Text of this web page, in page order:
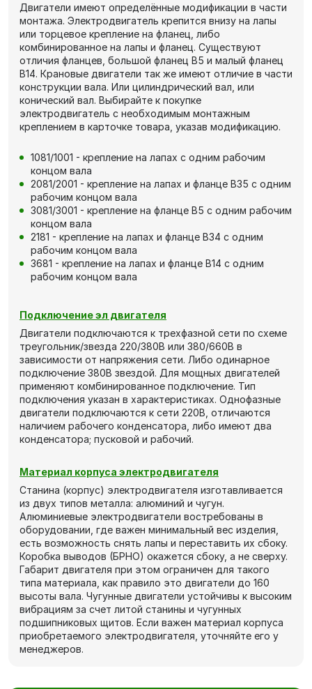
Двигатели имеют определённые модификации в части
монтажа. Электродвигатель крепится внизу на лапы
или торцевое крепление на фланец, либо
комбинированное на лапы и фланец. Существуют
отличия фланцев, большой фланец В5 и малый фланец
В14. Крановые двигатели так же имеют отличие в части
конструкции вала. Или цилиндрический вал, или
конический вал. Выбирайте к покупке
электродвигатель с необходимым монтажным
креплением в карточке товара, указав модификацию.
1081/1001 - крепление на лапах с одним рабочим
концом вала
2081/2001 - крепление на лапах и фланце В35 с одним
рабочим концом вала
3081/3001 - крепление на фланце В5 с одним рабочим
концом вала
2181 - крепление на лапах и фланце В34 с одним
рабочим концом вала
3681 - крепление на лапах и фланце В14 с одним
рабочим концом вала
Подключение эл двигателя
Двигатели подключаются к трехфазной сети по схеме
треугольник/звезда 220/380В или 380/660В в
зависимости от напряжения сети. Либо одинарное
подключение 380В звездой. Для мощных двигателей
применяют комбинированное подключение. Тип
подключения указан в характеристиках. Однофазные
двигатели подключаются к сети 220В, отличаются
наличием рабочего конденсатора, либо имеют два
конденсатора; пусковой и рабочий.
Материал корпуса электродвигателя
Станина (корпус) электродвигателя изготавливается
из двух типов металла: алюминий и чугун.
Алюминиевые электродвигатели востребованы в
оборудовании, где важен минимальный вес изделия,
есть возможность снять лапы и переставить их сбоку.
Коробка выводов (БРНО) окажется сбоку, а не сверху.
Габарит двигателя при этом ограничен для такого
типа материала, как правило это двигатели до 160
высоты вала. Чугунные двигатели устойчивы к высоким
вибрациям за счет литой станины и чугунных
подшипниковых щитов. Если важен материал корпуса
приобретаемого электродвигателя, уточняйте его у
менеджеров.